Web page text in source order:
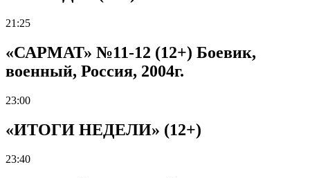
21:25
«САРМАТ» №11-12 (12+) Боевик,
военный, Россия, 2004г.
23:00
«ИТОГИ НЕДЕЛИ» (12+)
23:40